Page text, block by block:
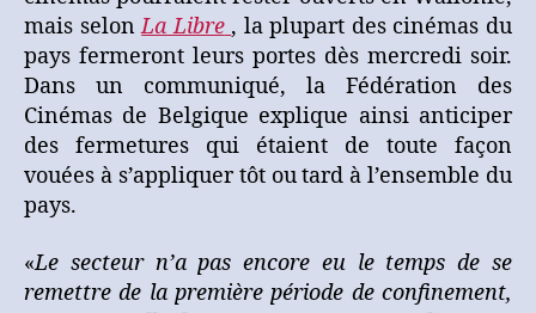
mais selonLa Libre , la plupart des cinémas du
pays fermeront leurs portes dès mercredi soir.
Dans un communiqué, la Fédération des
Cinémas de Belgique explique ainsi anticiper
des fermetures qui étaient de toute façon
vouées à s’appliquer tôt ou tard à l’ensemble du
pays.
«Le secteur n’a pas encore eu le temps de se
remettre de la première période de confinement,